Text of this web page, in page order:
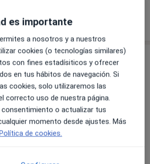
Ver más
neurológica
es importante
a nosotros y a nuestros
cookies (o tecnologías similares)
con fines estadísiticos y ofrecer
en tus hábitos de navegación. Si
cookies, solo utilizaremos las
correcto uso de nuestra página.
o actualizar tus
momento desde ajustes. Más
de cookies.